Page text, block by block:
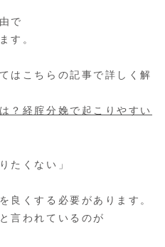
で
す。
はこちらの記事で詳しく解
？経腟分娩で起こりやすい
たくない」
良くする必要があります。
言われているのが